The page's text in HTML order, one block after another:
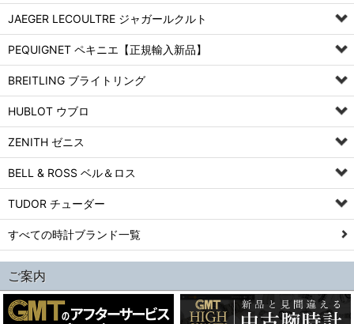
JAEGER LECOULTRE ジャガールクルト
PEQUIGNET ペキニエ【正規輸入新品】
BREITLING ブライトリング
HUBLOT ウブロ
ZENITH ゼニス
BELL & ROSS ベル＆ロス
TUDOR チューダー
すべての時計ブランド一覧
ご案内